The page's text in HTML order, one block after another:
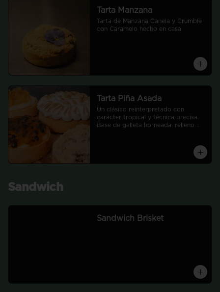
Tarta Manzana
Tarta de Manzana Canela y Crumble
con Caramelo hecho en casa
Tarta Piña Asada
Un clásico reinterpretado con
carácter tropical y técnica precisa.
Base de galleta horneada, relleno
envolvente. En la superficie, piñas
Sandwich
Sandwich Brisket